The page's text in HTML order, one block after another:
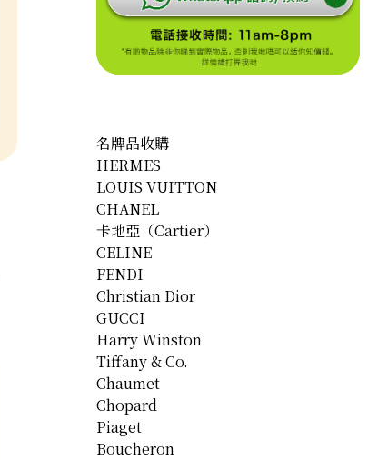
名牌品收購
HERMES
LOUIS VUITTON
CHANEL
卡地亞（Cartier）
CELINE
FENDI
Christian Dior
GUCCI
Harry Winston
Tiffany & Co.
Chaumet
Chopard
Piaget
Boucheron